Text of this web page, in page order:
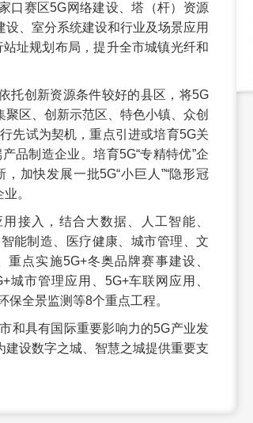
口赛区5G网络建设、塔（杆）资源
、室分系统建设和行业及场景应用
址规划布局，提升全市城镇光纤和
托创新资源条件较好的县区，将5G
区、创新示范区、特色小镇、众创
先试为契机，重点引进或培育5G关
品制造企业。培育5G“专精特优”企
加快发展一批5G“小巨人”“隐形冠
。
接入，结合大数据、人工智能、
能制造、医疗健康、城市管理、文
点实施5G+冬奥品牌赛事建设、
城市管理应用、5G+车联网应用、
全景监测等8个重点工程。
和具有国际重要影响力的5G产业发
设数字之城、智慧之城提供重要支